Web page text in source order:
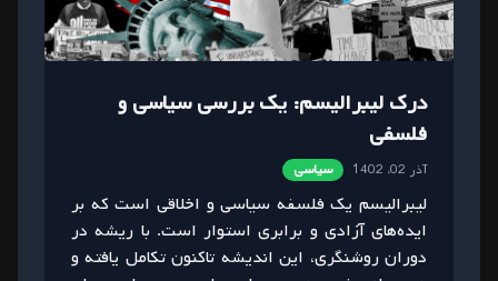
درک لیبرالیسم: یک بررسی سیاسی و
فلسفی
آذر 02، 1402 سیاسی
لیبرالیسم یک فلسفه سیاسی و اخلاقی است که بر
ایده‌های آزادی و برابری استوار است. با ریشه در
دوران روشنگری، این اندیشه تاکنون تکامل یافته و